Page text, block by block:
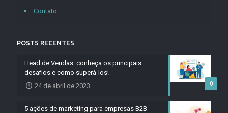
Contato
POSTS RECENTES
0
Head de Vendas: conheça os principais
desafios e como superá-los!
24 de abril de 2023
5 ações de marketing para empresas B2B